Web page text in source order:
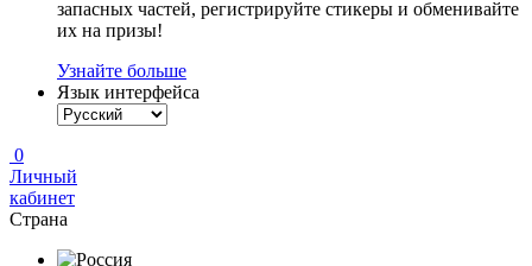
запасных частей, регистрируйте стикеры и обменивайте
их на призы!
Узнайте больше
Язык интерфейса
0
Личный
кабинет
Страна